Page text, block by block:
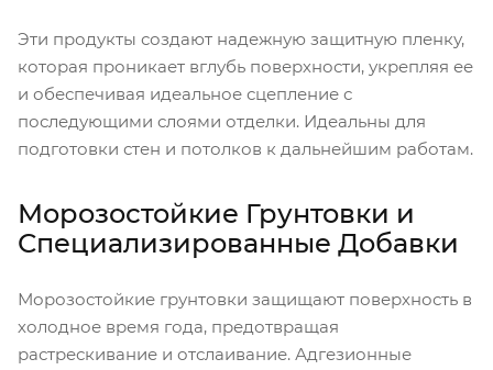
Эти продукты создают надежную защитную пленку,
которая проникает вглубь поверхности, укрепляя ее
и обеспечивая идеальное сцепление с
последующими слоями отделки. Идеальны для
подготовки стен и потолков к дальнейшим работам.
Морозостойкие Грунтовки и
Специализированные Добавки
Морозостойкие грунтовки защищают поверхность в
холодное время года, предотвращая
растрескивание и отслаивание. Адгезионные